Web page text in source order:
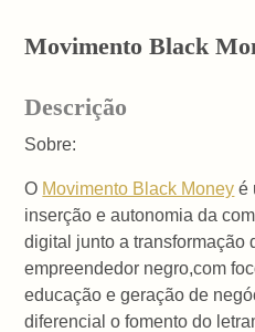
Movimento Black
Descrição
Sobre:
O Movimento Black Money é
inserção e autonomia da
digital junto a transformação
empreendedor negro,com
educação e geração de
diferencial o fomento do